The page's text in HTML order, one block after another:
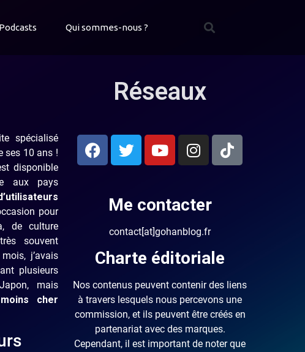
Podcasts Qui sommes-nous ?
spécialisé
ses 10 ans !
disponible
aux pays
pour
de culture
souvent
j’avais
plusieurs
mais
cher
Réseaux
Me contacter
contact[at]gohanblog.fr
Charte éditoriale
Nos contenus peuvent contenir des liens
à travers lesquels nous percevons une
commission, et ils peuvent être créés en
partenariat avec des marques.
Cependant, il est important de noter que